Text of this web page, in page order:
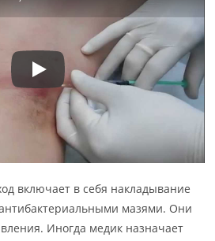
включает в себя накладывание
мазями. Они
Иногда медик назначает